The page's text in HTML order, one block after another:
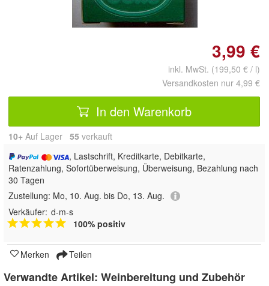
3,99 €
inkl. MwSt. (199,50 € / l)
Versandkosten nur 4,99 €
In den Warenkorb
10+ Auf Lager 55 verkauft
, Lastschrift, Kreditkarte, Debitkarte,
Ratenzahlung, Sofortüberweisung, Überweisung, Bezahlung nach
30 Tagen
Zustellung: Mo, 10. Aug. bis Do, 13. Aug.
Verkäufer: d-m-s
100% positiv
Merken Teilen
Verwandte Artikel: Weinbereitung und Zubehör